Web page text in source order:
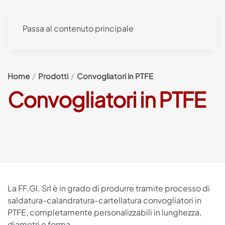
Passa al contenuto principale
Home Prodotti Convogliatori in PTFE
Convogliatori in PTFE
La FF.GI. Srl è in grado di produrre tramite processo di
saldatura-calandratura-cartellatura convogliatori in
PTFE, completamente personalizzabili in lunghezza,